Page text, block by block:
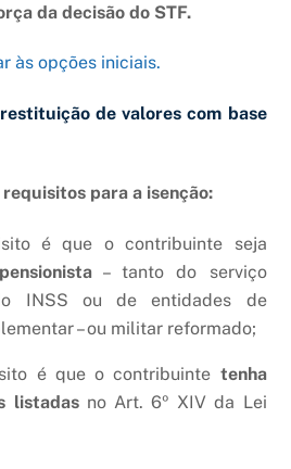
da decisão do STF.
às opções iniciais.
de valores com base
para a isenção:
é que o contribuinte seja
– tanto do serviço
INSS ou de entidades de
– ou militar reformado;
é que o contribuinte tenha
listadasno Art. 6º XIV da Lei